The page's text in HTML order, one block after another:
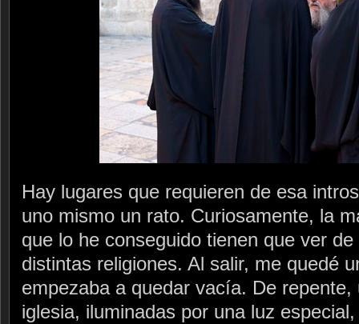
Hay lugares que requieren de esa
uno mismo un rato. Curiosamente, la
que lo he conseguido tienen que ver
distintas religiones. Al salir, me quedé
empezaba a quedar vacía. De
iglesia, iluminadas por una luz